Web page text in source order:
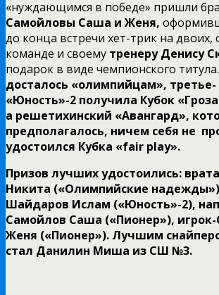
«нуждающимся в победе» пришли
Самойловы Саша и Женя,
до конца встречи хет-трик на двоих,
команде и своему тренеру Денису
подарок в виде чемпионского титула.
досталось «олимпийцам»,
«Юность»-2 получила Кубок
а решетихинский «Авангард»,
предполагалось, ничем себя не
удостоился Кубка «fair play».
Призов лучших удостоились:
Никита («Олимпийские
Шайдаров Ислам («Юность»-2),
Самойлов Саша («Пионер»),
Женя («Пионер»). Лучшим
стал Данилин Миша из СШ №3.